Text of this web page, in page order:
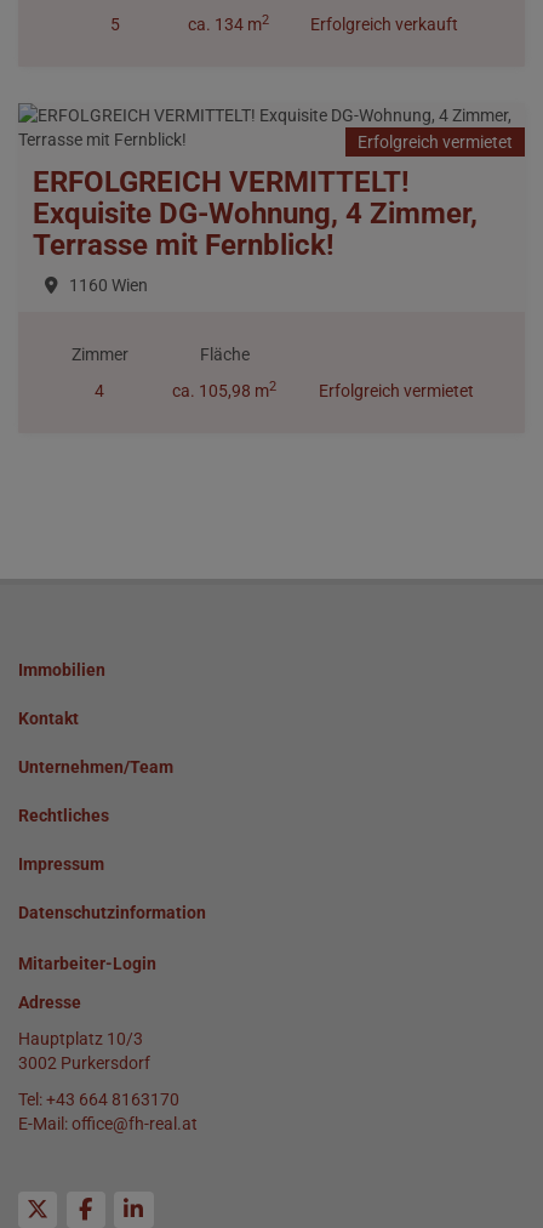
5
ca. 134 m2 Erfolgreich verkauft
Erfolgreich vermietet
ERFOLGREICH VERMITTELT!
Exquisite DG-Wohnung, 4 Zimmer,
Terrasse mit Fernblick!
1160 Wien
Zimmer
4
Fläche
ca. 105,98 m2 Erfolgreich vermietet
Immobilien
Kontakt
Unternehmen/Team
Rechtliches
Impressum
Datenschutzinformation
Mitarbeiter-Login
Adresse
Hauptplatz 10/3
3002 Purkersdorf
Tel:+43 664 8163170
E-Mail:office@fh-real.at